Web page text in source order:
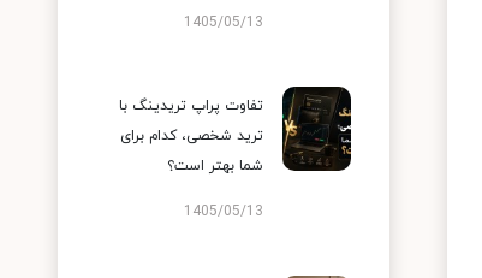
1405/05/13
تفاوت پراپ تریدینگ با
ترید شخصی، کدام برای
شما بهتر است؟
1405/05/13